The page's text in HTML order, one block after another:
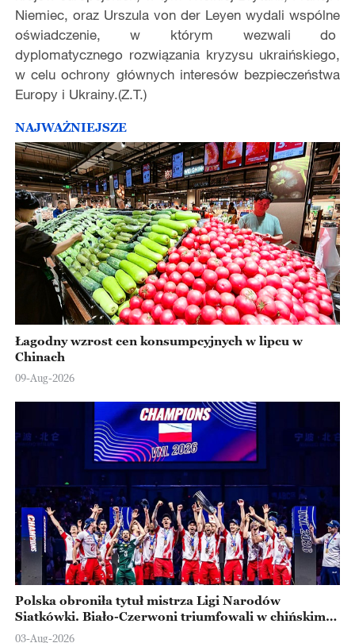
Niemiec, oraz Urszula von der Leyen wydali wspólne
oświadczenie, w którym wezwali do
dyplomatycznego rozwiązania kryzysu ukraińskiego,
w celu ochrony głównych interesów bezpieczeństwa
Europy i Ukrainy.(Z.T.)
NAJWAŻNIEJSZE
Łagodny wzrost cen konsumpcyjnych w lipcu w
Chinach
09-Aug-2026
Polska obroniła tytuł mistrza Ligi Narodów
Siatkówki. Biało-Czerwoni triumfowali w chińskim
Ningbo
03-Aug-2026